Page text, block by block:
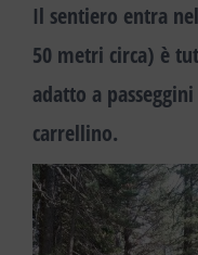
Il sentiero entra
50 metri circa) è
adatto a
carrellino.